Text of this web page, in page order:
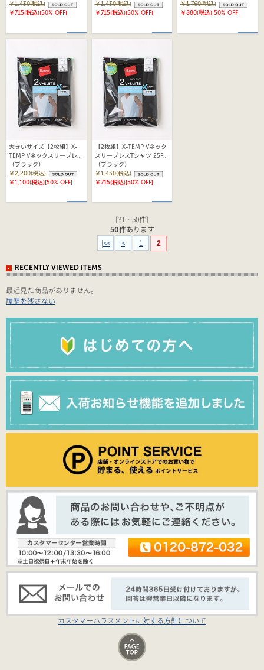
￥1,430(税込)
￥715(税込)[50% OFF]
￥1,430(税込)
￥715(税込)[50% OFF]
(HM3EZ701)
￥1,760(税込)
￥880(税込)[50% OFF]
大きいサイズ【2枚組】X-
TEMP Vネックスリーブレス
Tシャツ 25FW ヘインズ
(HM3EZ701)
（ブラック）
￥2,200(税込)
￥1,100(税込)[50% OFF]
【2枚組】X-TEMP Vネック
スリーブレスTシャツ 25FW
ヘインズ(HM3EZ701)
（ブラック）
￥1,430(税込)
￥715(税込)[50% OFF]
[31～50件]
50件あります
|<< < 1 2
RECENTLY VIEWED ITEMS
最近見た商品がありません。
履歴を残さない
カスタマーハラスメントに対する方針について